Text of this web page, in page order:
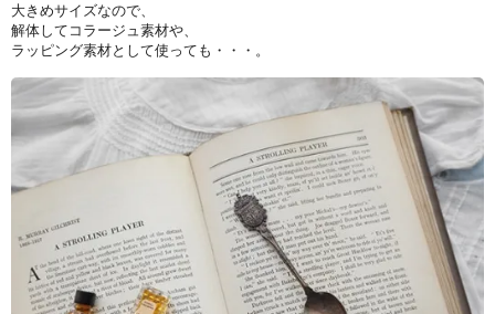
大きめサイズなので、
解体してコラージュ素材や、
ラッピング素材として使っても・・・。